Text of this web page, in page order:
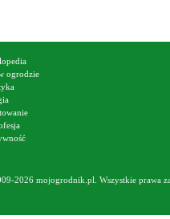
ogrodzie
2026 mojogrodnik.pl. Wszystkie prawa